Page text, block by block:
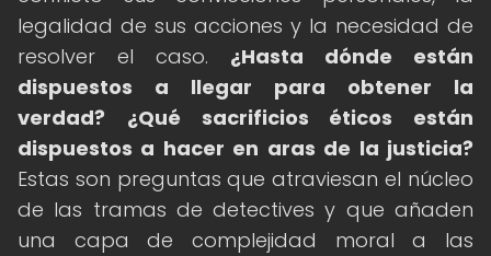
legalidad de sus acciones y la necesidad de
resolver el caso. ¿Hasta dónde están
dispuestos a llegar para obtener la
verdad?
¿Qué sacrificios éticos están
dispuestos a hacer en aras de la justicia?
Estas son preguntas que atraviesan el núcleo
de las tramas de detectives y que añaden
una capa de complejidad moral a las